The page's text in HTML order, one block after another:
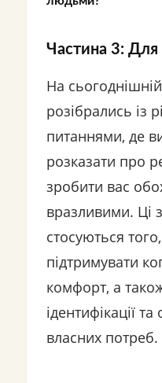
Частина 3: Для
На
розібрались із
питаннями, де
розказати про
зробити вас
вразливими. Ці
стосуються
підтримувати
комфорт, а
ідентифікації
власних потреб.